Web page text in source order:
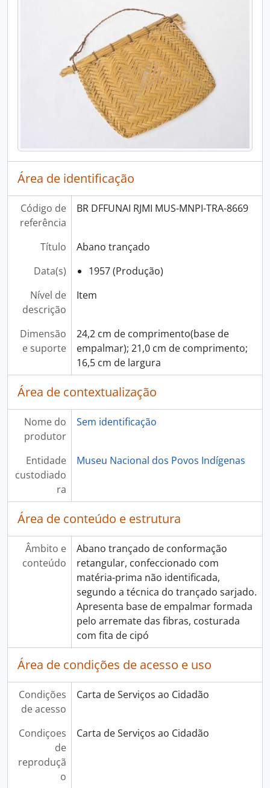
Área de identificação
Código de
referência
BR DFFUNAI RJMI MUS-MNPI-TRA-8669
Título
Abano trançado
Data(s)
1957 (Produção)
Nível de
descrição
Item
Dimensão
e suporte
24,2 cm de comprimento(base de
empalmar); 21,0 cm de comprimento;
16,5 cm de largura
Área de contextualização
Nome do
produtor
Sem identificação
Entidade
custodiado
ra
Museu Nacional dos Povos Indígenas
Área de conteúdo e estrutura
Âmbito e
conteúdo
Abano trançado de conformação
retangular, confeccionado com
matéria-prima não identificada,
segundo a técnica do trançado sarjado.
Apresenta base de empalmar formada
pelo arremate das fibras, costurada
com fita de cipó
Área de condições de acesso e uso
Condições
de acesso
Carta de Serviços ao Cidadão
Condiçoes
de
reproduçã
o
Carta de Serviços ao Cidadão